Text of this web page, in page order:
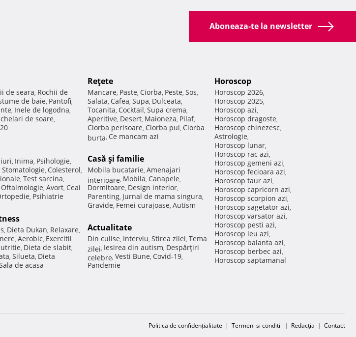
Aboneaza-te la newsletter
de seara, Rochii de
de baie, Pantofi,
, Inele de logodna,
de soare,
, Inima, Psihologie,
Stomatologie, Colesterol,
, Test sarcina,
Oftalmologie, Avort, Ceai
, Psihiatrie
, Dieta Dukan, Relaxare,
, Aerobic, Exercitii
, Dieta de slabit,
, Silueta, Dieta
de acasa
Reţete
Mancare, Paste, Ciorba, Peste, Sos,
Salata, Cafea, Supa, Dulceata,
Tocanita, Cocktail, Supa crema,
Aperitive, Desert, Maioneza, Pilaf,
Ciorba perisoare, Ciorba pui, Ciorba
burta, Ce mancam azi
Casă şi familie
Mobila bucatarie, Amenajari
interioare, Mobila, Canapele,
Dormitoare, Design interior,
Parenting, Jurnal de mama singura,
Gravide, Femei curajoase, Autism
Actualitate
Din culise, Interviu, Stirea zilei, Tema
zilei, Iesirea din autism, Despărţiri
celebre, Vesti Bune, Covid-19,
Pandemie
Horoscop
Horoscop 2026,
Horoscop 2025,
Horoscop azi,
Horoscop dragoste,
Horoscop chinezesc,
Astrologie,
Horoscop lunar,
Horoscop rac azi,
Horoscop gemeni azi,
Horoscop fecioara azi,
Horoscop taur azi,
Horoscop capricorn azi,
Horoscop scorpion azi,
Horoscop sagetator azi,
Horoscop varsator azi,
Horoscop pesti azi,
Horoscop leu azi,
Horoscop balanta azi,
Horoscop berbec azi,
Horoscop saptamanal
Politica de confidențialitate | Termeni si conditii | Redacţia | Contact